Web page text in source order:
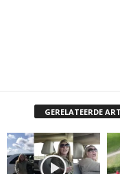
GERELATEERDE